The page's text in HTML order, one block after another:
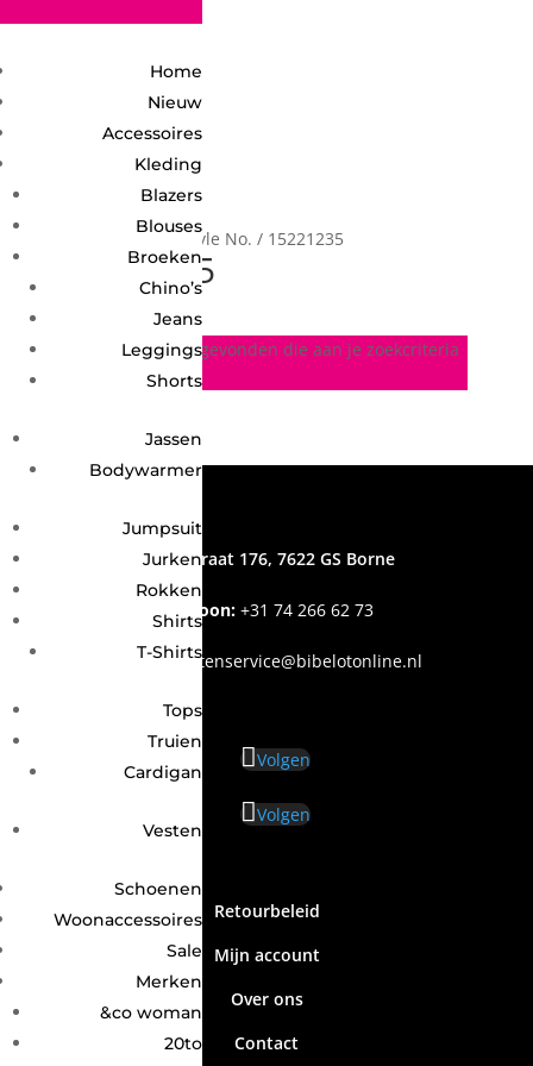
Home
Nieuw
Accessoires
Kleding
Blazers
Blouses
Broeken
Chino’s
Jeans
Leggings
Shorts
Jassen
Bodywarmer
Jumpsuit
Jurken
Rokken
Shirts
T-Shirts
Tops
Truien
Cardigan
Vesten
Schoenen
Woonaccessoires
Sale
Merken
&co woman
20to
/ Product Style No. / 15221235
15221235
Geen producten gevonden die aan je zoekcriteria
Grotestraat 176, 7622 GS Borne
Telefoon: +31 74 266 62 73
Email:klantenservice@bibelotonline.nl
Volgen
Volgen
Retourbeleid
Mijn account
Over ons
Contact